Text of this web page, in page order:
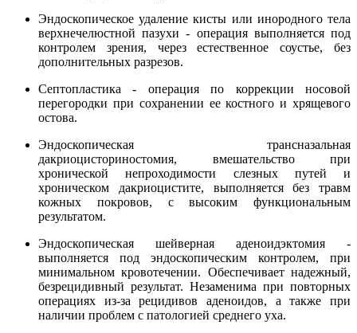
Эндоскопическое удаление кисты или инородного тела
верхнечелюстной пазухи - операция выполняется под
контролем зрения, через естественное соустье, без
дополнительных разрезов.
Септопластика - операция по коррекции носовой
перегородки при сохранении ее костного и хрящевого
остова.
Эндоскопическая трансназальная
дакриоцисториностомия, вмешательство при
хронической непроходимости слезных путей и
хроническом дакриоцистите, выполняется без травм
кожных покровов, с высоким функциональным
результатом.
Эндоскопическая шейверная аденоидэктомия -
выполняется под эндоскопическим контролем, при
минимальном кровотечении. Обеспечивает надежный,
безрецидивный результат. Незаменима при повторных
операциях из-за рецидивов аденоидов, а также при
наличии проблем с патологией среднего уха.